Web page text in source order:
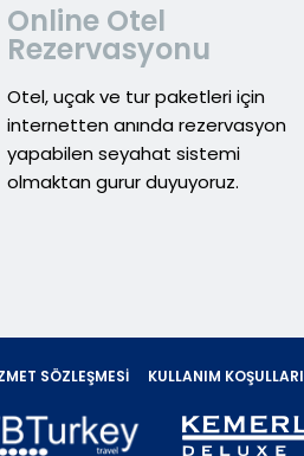
Online Otel
Rezervasyonu
Otel, uçak ve tur paketleri için
internetten anında rezervasyon
yapabilen seyahat sistemi
olmaktan gurur duyuyoruz.
SÖZLEŞMESI KULLANIM KOŞULLARI